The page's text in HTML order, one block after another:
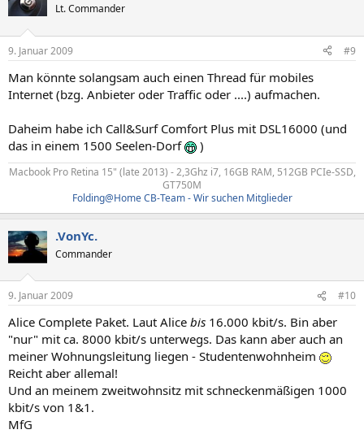
Lt. Commander
9. Januar 2009 #9
Man könnte solangsam auch einen Thread für mobiles
Internet (bzg. Anbieter oder Traffic oder ....) aufmachen.
Daheim habe ich Call&Surf Comfort Plus mit DSL16000 (und
das in einem 1500 Seelen-Dorf
)
Macbook Pro Retina 15" (late 2013) - 2,3Ghz i7, 16GB RAM, 512GB PCIe-SSD,
GT750M​
Folding@Home CB-Team - Wir suchen Mitglieder
.VonYc.
Commander
9. Januar 2009 #10
Alice Complete Paket. Laut Alice bis 16.000 kbit/s. Bin aber
"nur" mit ca. 8000 kbit/s unterwegs. Das kann aber auch an
meiner Wohnungsleitung liegen - Studentenwohnheim
Reicht aber allemal!
Und an meinem zweitwohnsitz mit schneckenmäßigen 1000
kbit/s von 1&1.
MfG